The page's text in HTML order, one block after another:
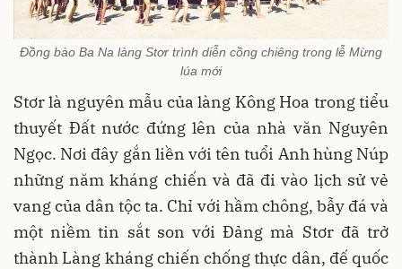
Đồng bào Ba Na làng Stơr trình diễn cồng chiêng trong lễ Mừng
lúa mới
Stơr là nguyên mẫu của làng Kông Hoa trong tiểu
thuyết Đất nước đứng lên của nhà văn Nguyên
Ngọc. Nơi đây gắn liền với tên tuổi Anh hùng Núp
những năm kháng chiến và đã đi vào lịch sử vẻ
vang của dân tộc ta. Chỉ với hầm chông, bẫy đá và
một niềm tin sắt son với Đảng mà Stơr đã trở
thành Làng kháng chiến chống thực dân, đế quốc